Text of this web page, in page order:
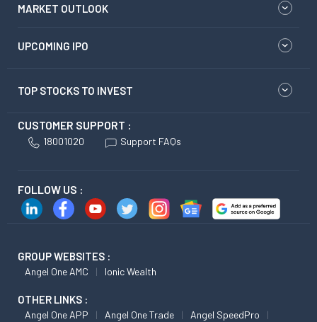
MARKET OUTLOOK
UPCOMING IPO
TOP STOCKS TO INVEST
CUSTOMER SUPPORT :
18001020 Support FAQs
FOLLOW US :
GROUP WEBSITES :
Angel One AMC Ionic Wealth
OTHER LINKS :
Angel One APP Angel One Trade
Angel SpeedPro